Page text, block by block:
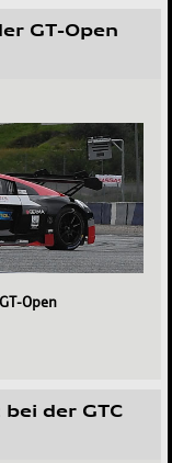
GT-Open
Open
der GTC